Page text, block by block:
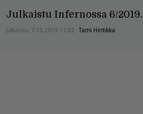
Julkaistu Infernossa 6/2019.
Julkaistu: 7.10.2019 11:02 Tami Hintikka